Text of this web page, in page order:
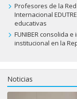
Profesores de la
Internacional
educativas
FUNIBER consolida
institucional en la
Noticias